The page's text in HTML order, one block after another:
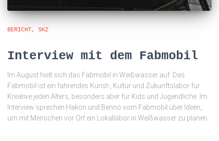
BERICHT SKZ
Interview mit dem Fabmobil
Im August hielt sich das Fabmobil in Weißwasser auf. Das
Fabmobil ist ein fahrendes Kunst-, Kultur und Zukunftslabor für
Kreative jeden Alters, besonders aber für Kids und Jugendliche. Im
Interview sprechen Hakon und Benno vom Fabmobil über Ideen,
um mit Menschen vor Ort ein Lokallabor in Weißwasser zu planen.